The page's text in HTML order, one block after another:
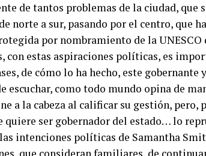
de tantos problemas de la ciudad, que
norte a sur, pasando por el centro, que
por nombramiento de la
con estas aspiraciones políticas, es
de cómo lo ha hecho, este
escuchar, como todo mundo opina de
a la cabeza al calificar su gestión, pero,
quiere ser gobernador del estado… lo
intenciones políticas de Samantha